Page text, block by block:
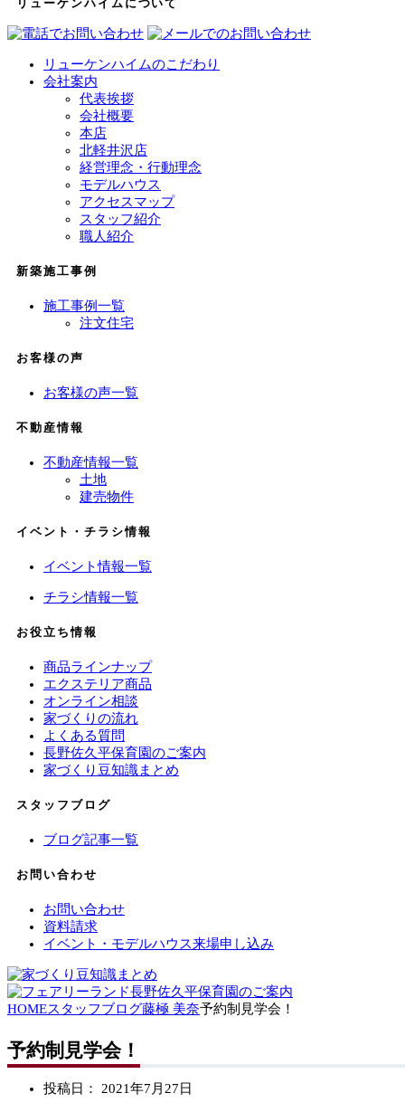
リューケンハイムについて
リューケンハイムのこだわり
会社案内
代表挨拶
会社概要
本店
北軽井沢店
経営理念・行動理念
モデルハウス
アクセスマップ
スタッフ紹介
職人紹介
新築施工事例
施工事例一覧
注文住宅
お客様の声
お客様の声一覧
不動産情報
不動産情報一覧
土地
建売物件
イベント・チラシ情報
イベント情報一覧
チラシ情報一覧
お役立ち情報
商品ラインナップ
エクステリア商品
オンライン相談
家づくりの流れ
よくある質問
長野佐久平保育園のご案内
家づくり豆知識まとめ
スタッフブログ
ブログ記事一覧
お問い合わせ
お問い合わせ
資料請求
イベント・モデルハウス来場申し込み
HOMEスタッフブログ藤極 美奈予約制見学会！
予約制見学会！
投稿日： 2021年7月27日